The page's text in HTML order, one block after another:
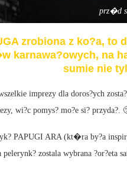
prz�d
zrobiona z ko?a,
karnawa?owych, na
sumie nie
imprezy dla doros?ych
wi?c pomys? mo?e si? przyda?.
PAPUGI ARA (kt�ra by?a
pelerynk? zostala wybrana